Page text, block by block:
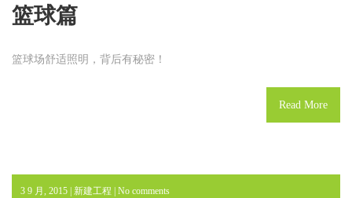
篮球篇
篮球场舒适照明，背后有秘密！
Read More
3 9 月, 2015 | 新建工程 No comments